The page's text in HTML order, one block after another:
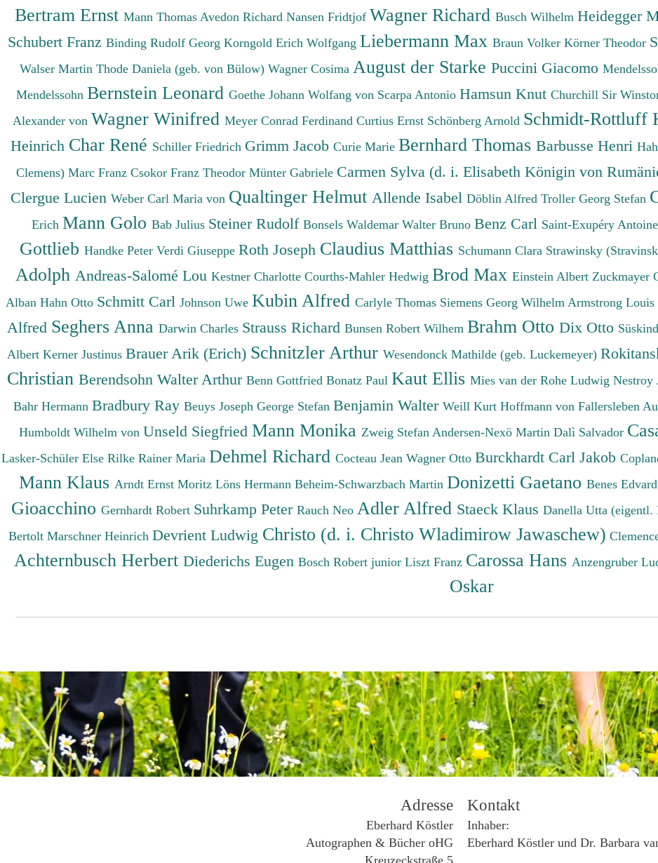
Bertram Ernst Mann Thomas Avedon Richard Nansen Fridtjof Wagner Richard Busch Wilhelm Heidegger
Schubert Franz Binding Rudolf Georg Korngold Erich Wolfgang Liebermann Max Braun Volker Körner Theodor
Walser Martin Thode Daniela (geb. von Bülow) Wagner Cosima August der Starke Puccini Giacomo
Mendelssohn Bernstein Leonard Goethe Johann Wolfang von Scarpa Antonio Hamsun Knut Churchill Sir
Alexander von Wagner Winifred Meyer Conrad Ferdinand Curtius Ernst Schönberg Arnold Schmidt-Rottluff
Heinrich Char René Schiller Friedrich Grimm Jacob Curie Marie Bernhard Thomas Barbusse Henri
Clemens) Marc Franz Csokor Franz Theodor Münter Gabriele Carmen Sylva (d. i. Elisabeth Königin von
Clergue Lucien Weber Carl Maria von Qualtinger Helmut Allende Isabel Döblin Alfred Troller Georg Stefan
Erich Mann Golo Bab Julius Steiner Rudolf Bonsels Waldemar Walter Bruno Benz Carl Saint-Exupéry
Gottlieb Handke Peter Verdi Giuseppe Roth Joseph Claudius Matthias Schumann Clara Strawinsky
Adolph Andreas-Salomé Lou Kestner Charlotte Courths-Mahler Hedwig Brod Max Einstein Albert Zuckmayer
Alban Hahn Otto Schmitt Carl Johnson Uwe Kubin Alfred Carlyle Thomas Siemens Georg Wilhelm Armstrong Louis
Alfred Seghers Anna Darwin Charles Strauss Richard Bunsen Robert Wilhem Brahm Otto Dix Otto
Albert Kerner Justinus Brauer Arik (Erich) Schnitzler Arthur Wesendonck Mathilde (geb. Luckemeyer)
Christian Berendsohn Walter Arthur Benn Gottfried Bonatz Paul Kaut Ellis Mies van der Rohe Ludwig Nestroy
Bahr Hermann Bradbury Ray Beuys Joseph George Stefan Benjamin Walter Weill Kurt Hoffmann von Fallersleben
Humboldt Wilhelm von Unseld Siegfried Mann Monika Zweig Stefan Andersen-Nexö Martin Dalì Salvador
Lasker-Schüler Else Rilke Rainer Maria Dehmel Richard Cocteau Jean Wagner Otto Burckhardt Carl Jakob
Mann Klaus Arndt Ernst Moritz Löns Hermann Beheim-Schwarzbach Martin Donizetti Gaetano Benes Edvard
Gioacchino Gernhardt Robert Suhrkamp Peter Rauch Neo Adler Alfred Staeck Klaus Danella Utta (eigentl.
Bertolt Marschner Heinrich Devrient Ludwig Christo (d. i. Christo Wladimirow Jawaschew)
Achternbusch Herbert Diederichs Eugen Bosch Robert junior Liszt Franz Carossa Hans Anzengruber
Oskar
Adresse
Eberhard Köstler
Autographen & Bücher oHG
Kontakt
Inhaber:
Eberhard Köstler und Dr. Barbara